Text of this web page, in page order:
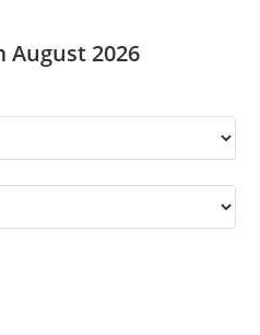
2026